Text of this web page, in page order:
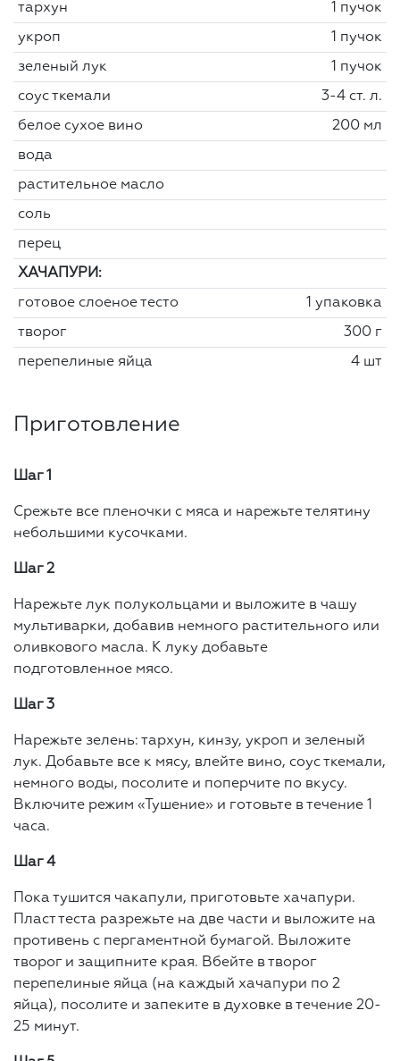
тархун 1 пучок
укроп 1 пучок
зеленый лук 1 пучок
соус ткемали 3-4 ст. л.
белое сухое вино 200 мл
вода
растительное масло
соль
перец
ХАЧАПУРИ:
готовое слоеное тесто 1 упаковка
творог 300 г
перепелиные яйца 4 шт
Приготовление
Шаг 1
Срежьте все пленочки с мяса и нарежьте телятину
небольшими кусочками.
Шаг 2
Нарежьте лук полукольцами и выложите в чашу
мультиварки, добавив немного растительного или
оливкового масла. К луку добавьте
подготовленное мясо.
Шаг 3
Нарежьте зелень: тархун, кинзу, укроп и зеленый
лук. Добавьте все к мясу, влейте вино, соус ткемали,
немного воды, посолите и поперчите по вкусу.
Включите режим «Тушение» и готовьте в течение 1
часа.
Шаг 4
Пока тушится чакапули, приготовьте хачапури.
Пласт теста разрежьте на две части и выложите на
противень с пергаментной бумагой. Выложите
творог и защипните края. Вбейте в творог
перепелиные яйца (на каждый хачапури по 2
яйца), посолите и запеките в духовке в течение 20-
25 минут.